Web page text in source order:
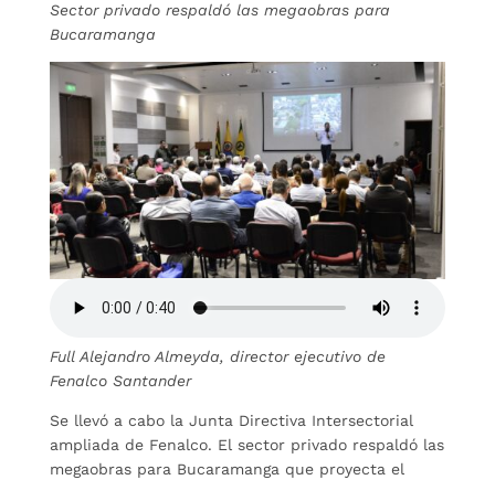
Sector privado respaldó las megaobras para
Bucaramanga
Full Alejandro Almeyda, director ejecutivo de
Fenalco Santander
Se llevó a cabo la Junta Directiva Intersectorial
ampliada de Fenalco. El sector privado respaldó las
megaobras para Bucaramanga que proyecta el